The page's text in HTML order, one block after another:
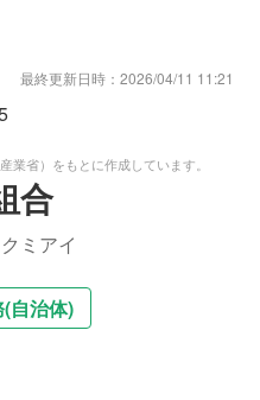
最終更新日時： 2026/04/11 11:21
業省）をもとに作成しています。
合
ミアイ
自治体)